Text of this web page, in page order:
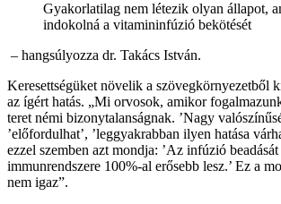
Gyakorlatilag nem létezik olyan állapot,
indokolná a vitamininfúzió bekötését
– hangsúlyozza dr. Takács István.
Keresettségüket növelik a szövegkörnyezetből
az ígért hatás. „Mi orvosok, amikor
teret némi bizonytalanságnak. ’Nagy
’előfordulhat’, ’leggyakrabban ilyen hatása
ezzel szemben azt mondja: ’Az infúzió
immunrendszere 100%-al erősebb lesz.’ Ez a
nem igaz”.